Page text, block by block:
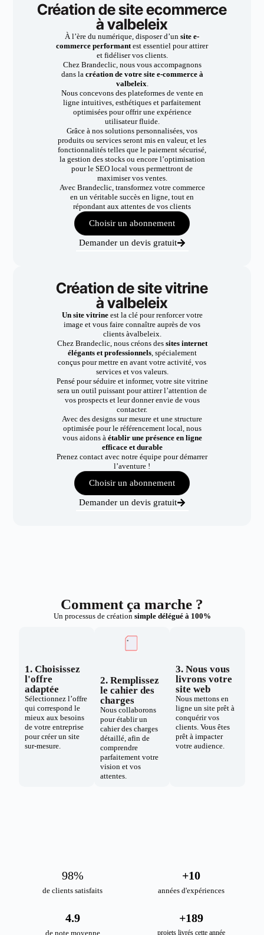
Création de site ecommerce
à valbeleix
À l’ère du numérique, disposer d’un site e-
commerce performantest essentiel pour attirer
et fidéliser vos clients.
Chez Brandeclic, nous vous accompagnons
dans la création de votre site e-commerce à
valbeleix.
Nous concevons des plateformes de vente en
ligne intuitives, esthétiques et parfaitement
optimisées pour offrir une expérience
utilisateur fluide.
Grâce à nos solutions personnalisées, vos
produits ou services seront mis en valeur, et les
fonctionnalités telles que le paiement sécurisé,
la gestion des stocks ou encore l’optimisation
pour le SEO local vous permettront de
maximiser vos ventes.
Avec Brandeclic, transformez votre commerce
en un véritable succès en ligne, tout en
répondant aux attentes de vos clients
Choisir un abonnement
Demander un devis gratuit
Création de site vitrine
à valbeleix
Un site vitrineest la clé pour renforcer votre
image et vous faire connaître auprès de vos
clients àvalbeleix.
Chez Brandeclic, nous créons dessites internet
élégants et professionnels, spécialement
conçus pour mettre en avant votre activité, vos
services et vos valeurs.
Pensé pour séduire et informer, votre site vitrine
sera un outil puissant pour attirer l’attention de
vos prospects et leur donner envie de vous
contacter.
Avec des designs sur mesure et une structure
optimisée pour le référencement local, nous
vous aidons à établir une présence en ligne
efficace et durable
Prenez contact avec notre équipe pour démarrer
l’aventure !
Choisir un abonnement
Demander un devis gratuit
Comment ça marche ?
Un processus de création simple délégué à 100%
1. Choisissez
l'offre
adaptée
Sélectionnez l’offre
qui correspond le
mieux aux besoins
de votre entreprise
pour créer un site
sur-mesure.
2. Remplissez
le cahier des
charges
Nous collaborons
pour établir un
cahier des charges
détaillé, afin de
comprendre
parfaitement votre
vision et vos
attentes.
3. Nous vous
livrons votre
site web
Nous mettons en
ligne un site prêt à
conquérir vos
clients. Vous êtes
prêt à impacter
votre audience.
de clients satisfaits
98%
années d'expériences
+10
de note moyenne
4.9
projets livrés cette année
+189